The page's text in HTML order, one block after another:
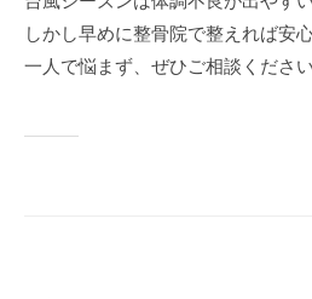
しかし早めに整骨院で整えれば安
一人で悩まず、ぜひご相談ください